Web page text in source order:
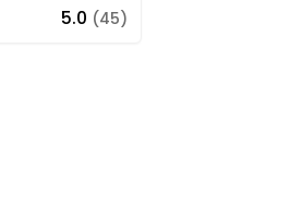
5.0 (45)